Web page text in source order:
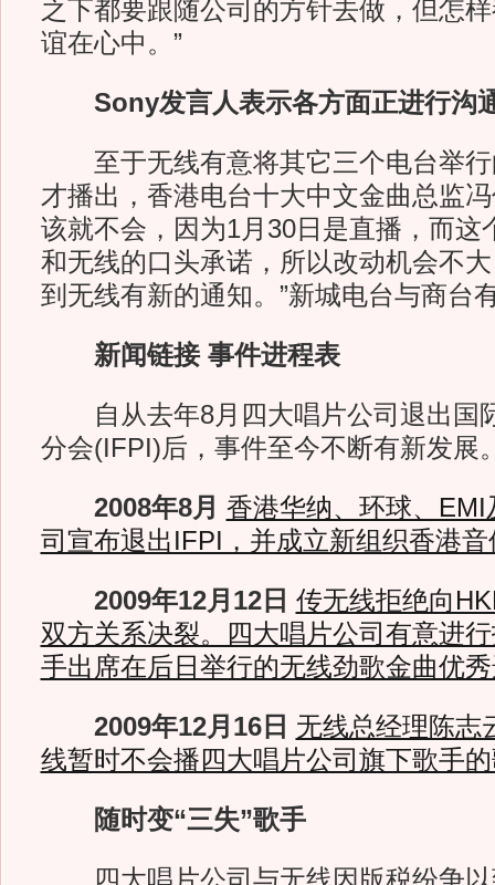
之下都要跟随公司的方针去做，但怎
谊在心中。”
Sony发言人表示各方面正进行沟
至于无线有意将其它三个电台举行
才播出，香港电台十大中文金曲总监
该就不会，因为1月30日是直播，而这
和无线的口头承诺，所以改动机会不
到无线有新的通知。”新城电台与商台
新闻链接 事件进程表
自从去年8月四大唱片公司退出国
分会(IFPI)后，事件至今不断有新发展
2008年8月 香港华纳、环球、
司宣布退出IFPI，并成立新组织香港
2009年12月12日 传无线拒绝向
双方关系决裂。四大唱片公司有意进
手出席在后日举行的无线劲歌金曲优
2009年12月16日 无线总经理陈志
线暂时不会播四大唱片公司旗下歌手
随时变“三失”歌手